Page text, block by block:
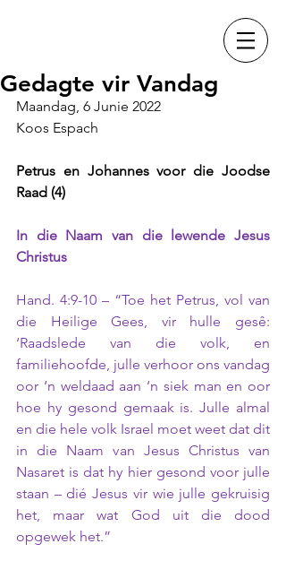
Gedagte vir Vandag
Maandag, 6 Junie 2022
Koos Espach
Petrus en Johannes voor die Joodse
Raad (4)
In die Naam van die lewende Jesus
Christus
Hand. 4:9-10 – “Toe het Petrus, vol van
die Heilige Gees, vir hulle gesê:
‘Raadslede van die volk, en
familiehoofde, julle verhoor ons vandag
oor ‘n weldaad aan ‘n siek man en oor
hoe hy gesond gemaak is. Julle almal
en die hele volk Israel moet weet dat dit
in die Naam van Jesus Christus van
Nasaret is dat hy hier gesond voor julle
staan – dié Jesus vir wie julle gekruisig
het, maar wat God uit die dood
opgewek het.”